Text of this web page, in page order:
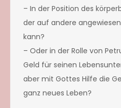
– In der Position des
der auf andere
kann?
– Oder in der Rolle von
Geld für seinen
aber mit Gottes Hilfe die
ganz neues Leben?